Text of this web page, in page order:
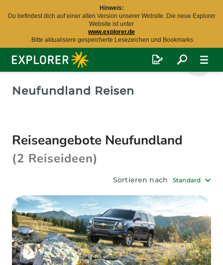
Hinweis:
Du befindest dich auf einer alten Version unserer Website. Die neue Explorer
Website ist unter
www.explorer.de
. Bitte aktualisiere gespeicherte Lesezeichen und Bookmarks.
Explorer
Fernreisen
Neufundland Reisen
Reiseangebote Neufundland
(2 Reiseideen)
Sortieren nach Standard